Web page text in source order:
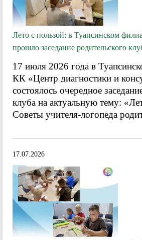
Лето с пользой: в Туапсинском
прошло заседание родительского
17 июля 2026 года в
КК «Центр диагностики и
состоялось очередное
клуба на актуальную тему:
Советы учителя-логопеда
17.07.2026